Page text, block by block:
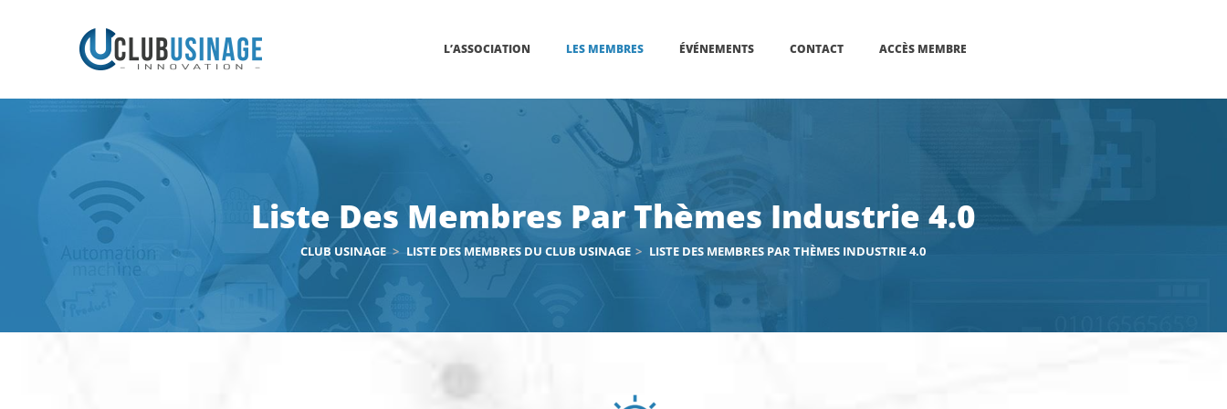
L’ASSOCIATION LES MEMBRES ÉVÉNEMENTS CONTACT ACCÈS MEMBRE
Liste Des Membres Par Thèmes Industrie 4.0
CLUB USINAGE > LISTE DES MEMBRES DU CLUB USINAGE > LISTE DES MEMBRES PAR THÈMES INDUSTRIE 4.0